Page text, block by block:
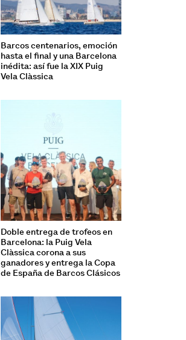
Barcos centenarios, emoción
hasta el final y una Barcelona
inédita: así fue la XIX Puig
Vela Clàssica
Doble entrega de trofeos en
Barcelona: la Puig Vela
Clàssica corona a sus
ganadores y entrega la Copa
de España de Barcos Clásicos